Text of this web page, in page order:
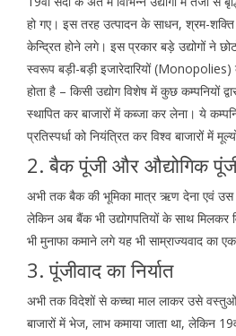
हो गए। इस तरह उत्पादन के साधन, श्रम-शक्ति
केन्द्रित होने लगे। इस प्रकार बड़े उद्योगों ने
स्वरूप बड़ी-बड़ी इजारेदारियों (Monopolies)
होता है – किसी उद्योग विशेष में कुछ कम्पनियों
स्थापित कर बाजारों में कब्जा कर लेना। ये
प्रतिस्पर्धा को नियंत्रित कर विश्व बाजारों में
2. बैक पूंजी और औद्योगिक
अभी तक बैक की भूमिका मात्र ऋण देना एवं उस
लेकिन अब बैंक भी उद्योगपतियों के साथ
भी मुनाफा कमाने लगे यह भी साम्राज्यवाद का
3. पूंजीवाद का निर्यात
अभी तक विदेशों से कच्चा माल लाकर उसे वस्तुओं
बाजारों में भेज, लाभ कमाया जाता था, लेकिन